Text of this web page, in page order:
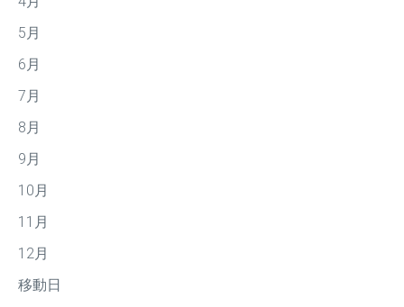
5月
6月
7月
8月
9月
10月
11月
12月
移動日